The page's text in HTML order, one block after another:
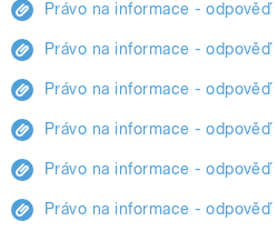
Právo na informace - odpověď
Právo na informace - odpověď
Právo na informace - odpověď
Právo na informace - odpověď
Právo na informace -
Právo na informace -